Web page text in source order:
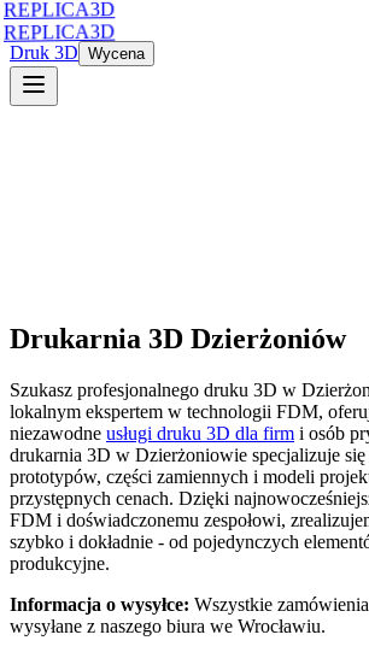
REPLICA3D
REPLICA3D
Druk 3D Wycena
Drukarnia 3D Dzierżoniów
Szukasz profesjonalnego druku 3D w
lokalnym ekspertem w technologii FDM,
niezawodne usługi druku 3D dla firm i osób
drukarnia 3D w Dzierżoniowie specjalizuje
prototypów, części zamiennych i modeli
przystępnych cenach. Dzięki
FDM i doświadczonemu zespołowi,
szybko i dokładnie - od pojedynczych
produkcyjne.
Informacja o wysyłce: Wszystkie
wysyłane z naszego biura we Wrocławiu.